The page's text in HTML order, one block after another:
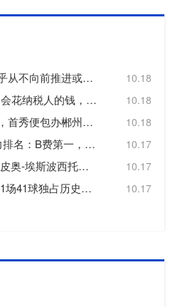
范巴斯滕：德容在荷兰几乎从不向前推进或转移球，这令人失望 10.18
曼联COO：新球场建设不会花纳税人的钱，曼联自行承担20亿镑费用 10.18
五人制足球国脚助阵湘超，首秀便包办郴州队三个进球 10.18
扎卡为3名英超中场做实力排名：B费第一，维尔茨第二，帕尔默第三 10.17
雷特吉：罚丢点球很生气 皮奥-埃斯波西托踢得非常好 10.17
世预赛历史射手榜：C罗51场41球独占历史射手王，梅西72场36球第3 10.17